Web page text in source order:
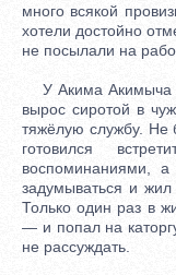
много всякой
хотели достойно
не посылали на
У Акима Акимыча
вырос сиротой в
тяжёлую службу. Не
готовился
воспоминаниями,
задумываться и
Только один раз в
— и попал на
не рассуждать.